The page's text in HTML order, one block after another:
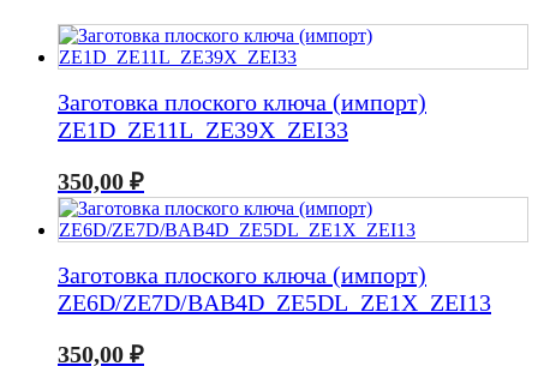
Заготовка плоского ключа (импорт)
ZE1D_ZE11L_ZE39X_ZEI33
350,00 ₽
Заготовка плоского ключа (импорт)
ZE6D/ZE7D/BAB4D_ZE5DL_ZE1X_ZEI13
350,00 ₽